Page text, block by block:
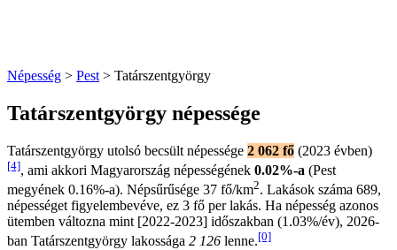
Népesség > Pest > Tatárszentgyörgy
Tatárszentgyörgy népessége
Tatárszentgyörgy utolsó becsült népessége 2 062 fő (2023 évben)
[4], ami akkori Magyarország népességének 0.02%-a (Pest
megyének 0.16%-a). Népsűrűsége 37 fő/km2. Lakások száma 689,
népességet figyelembevéve, ez 3 fő per lakás. Ha népesség azonos
ütemben változna mint [2022-2023] időszakban (1.03%/év), 2026-
ban Tatárszentgyörgy lakossága 2 126 lenne.[0]